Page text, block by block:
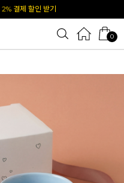
2% 결제 할인 받기
0